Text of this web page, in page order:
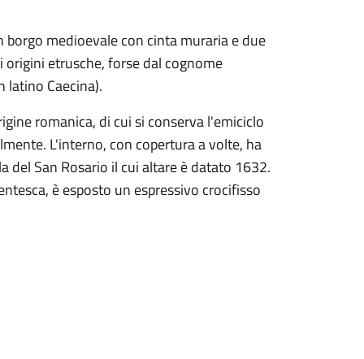
medioevale con cinta muraria e due
etrusche, forse dal cognome
latino Caecina).
romanica, di cui si conserva l'emiciclo
L'interno, con copertura a volte, ha
del San Rosario il cui altare è datato 1632.
è esposto un espressivo crocifisso